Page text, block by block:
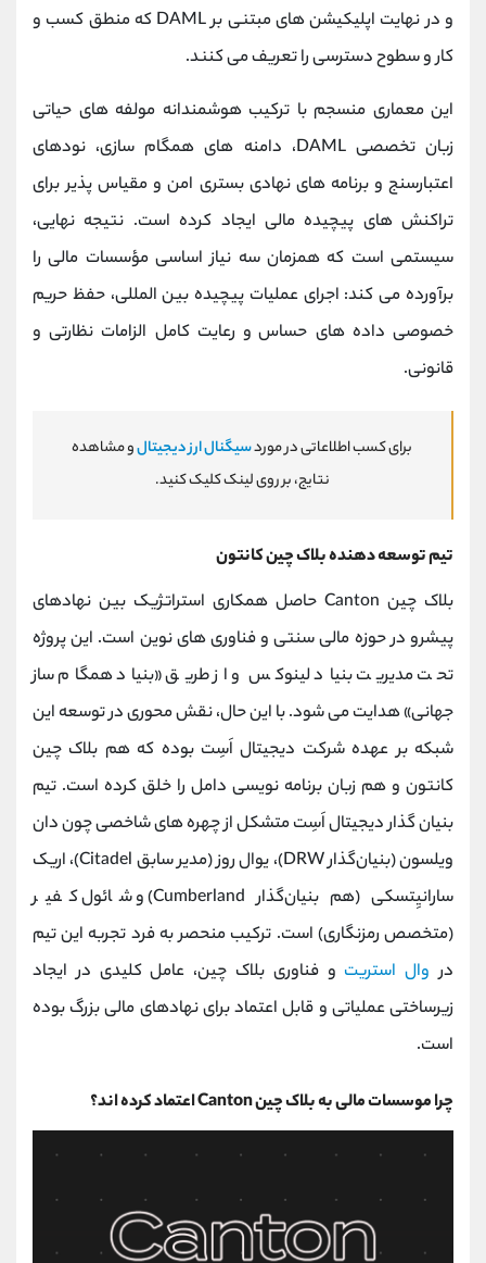
و در نهایت اپلیکیشن ‌های مبتنی بر DAML که منطق کسب ‌و
کار و سطوح دسترسی را تعریف می کنند.
این معماری منسجم با ترکیب هوشمندانه مولفه‌ های حیاتی
زبان تخصصی DAML، دامنه‌ های همگام ‌سازی، نودهای
اعتبارسنج و برنامه ‌های نهادی بستری امن و مقیاس‌ پذیر برای
تراکنش ‌های پیچیده مالی ایجاد کرده است. نتیجه نهایی،
سیستمی است که همزمان سه نیاز اساسی مؤسسات مالی را
برآورده می کند: اجرای عملیات پیچیده بین ‌المللی، حفظ حریم
خصوصی داده‌ های حساس و رعایت کامل الزامات نظارتی و
قانونی.
برای کسب اطلاعاتی در موردسیگنال ارز دیجیتالو مشاهده
نتایج، بر روی لینک کلیک کنید.
تیم توسعه دهنده بلاک چین کانتون
بلاک چین Canton حاصل همکاری استراتژیک بین نهادهای
پیشرو در حوزه مالی سنتی و فناوری‌ های نوین است. این پروژه
تحت مدیریت بنیاد لینوکس و از طریق «بنیاد همگام ‌ساز
جهانی» هدایت می ‌شود. با این حال، نقش محوری در توسعه این
شبکه بر عهده شرکت دیجیتال ‌اَسِت بوده که هم بلاک چین
کانتون و هم زبان برنامه ‌نویسی دامل را خلق کرده است. تیم
بنیان‌ گذار دیجیتال ‌اَسِت متشکل از چهره‌ های شاخصی چون دان
ویلسون (بنیان‌گذار DRW)، یوال روز (مدیر سابق Citadel)، اریک
سارانیِتسکی (هم ‌بنیان‌گذار Cumberland) و شائول کفیر
(متخصص رمزنگاری) است. ترکیب منحصر به فرد تجربه این تیم
در وال ‌استریت و فناوری بلاک چین، عامل کلیدی در ایجاد
زیرساختی عملیاتی و قابل اعتماد برای نهادهای مالی بزرگ بوده
است.
چرا موسسات مالی به بلاک چین Canton اعتماد کرده اند؟